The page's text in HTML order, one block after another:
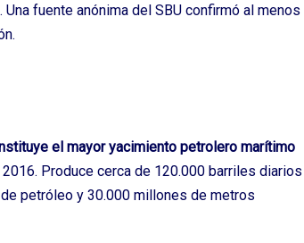
fuente anónima del SBU confirmó al menos
el mayor yacimiento petrolero marítimo
Produce cerca de 120.000 barriles diarios
petróleo y 30.000 millones de metros